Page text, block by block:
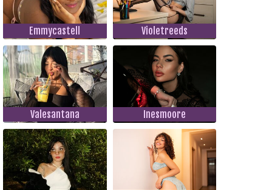
Emmycastell Violetreeds
Valesantana Inesmoore